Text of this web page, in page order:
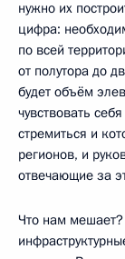
нужно их
цифра:
по всей
от полутора до
будет объём
чувствовать
стремиться и
регионов, и
отвечающие за
Что нам мешает?